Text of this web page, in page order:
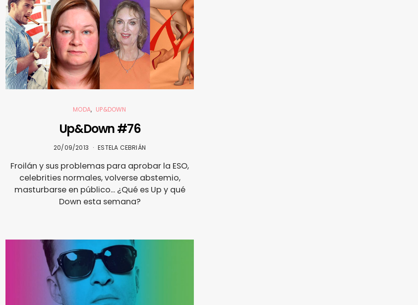
MODA UP&DOWN
Up&Down #76
20/09/2013 ESTELA CEBRIÁN
Froilán y sus problemas para aprobar la ESO,
celebrities normales, volverse abstemio,
masturbarse en público... ¿Qué es Up y qué
Down esta semana?